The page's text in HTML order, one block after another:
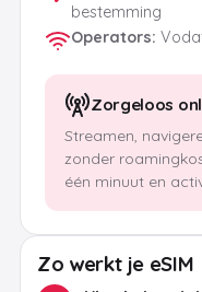
bestemming
Operators:
Zorgeloos
Streamen,
zonder
één minuut en
Zo werkt je eSIM